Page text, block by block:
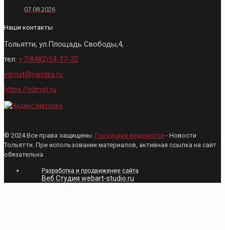
07.08.2026
Наши контакты
Тольятти, ул.Площадь Свободы,4,
тел: +7(8482)54-37-32
vdmst@yandex.ru
https://vdmst.ru
© 2024 Все права защищены. Городские ведомости - Новости
Тольятти. При использовании материалов, активная ссылка на сайт
обязательна
Разработка и продвижение сайта
Веб Студия webart-studio.ru